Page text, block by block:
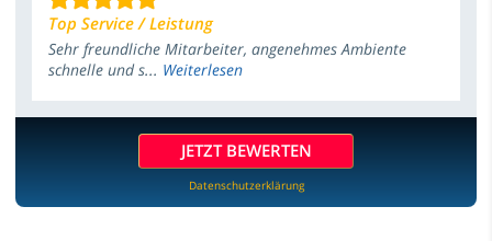
Top Service / Leistung
Sehr freundliche Mitarbeiter, angenehmes Ambiente
schnelle und s... Weiterlesen
JETZT BEWERTEN
Datenschutzerklärung